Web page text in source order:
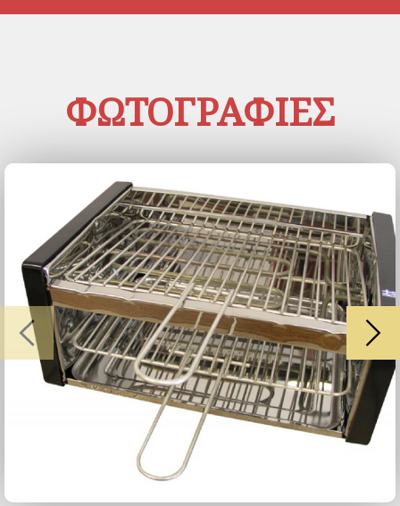
ΦΩΤΟΓΡΑΦΙΕΣ